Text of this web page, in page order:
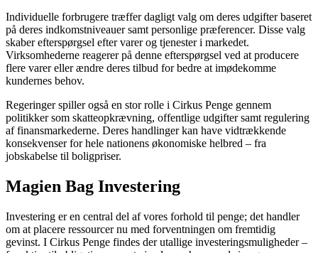
Individuelle forbrugere træffer dagligt valg om deres udgifter baseret
på deres indkomstniveauer samt personlige præferencer. Disse valg
skaber efterspørgsel efter varer og tjenester i markedet.
Virksomhederne reagerer på denne efterspørgsel ved at producere
flere varer eller ændre deres tilbud for bedre at imødekomme
kundernes behov.
Regeringer spiller også en stor rolle i Cirkus Penge gennem
politikker som skatteopkrævning, offentlige udgifter samt regulering
af finansmarkederne. Deres handlinger kan have vidtrækkende
konsekvenser for hele nationens økonomiske helbred – fra
jobskabelse til boligpriser.
Magien Bag Investering
Investering er en central del af vores forhold til penge; det handler
om at placere ressourcer nu med forventningen om fremtidig
gevinst. I Cirkus Penge findes der utallige investeringsmuligheder –